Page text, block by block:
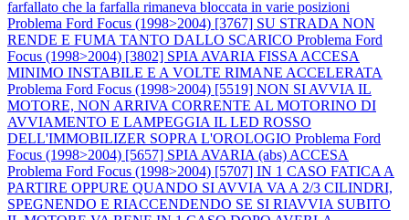
farfallato che la farfalla rimaneva bloccata in varie posizioni
Problema Ford Focus (1998>2004) [3767] SU STRADA NON
RENDE E FUMA TANTO DALLO SCARICO Problema Ford
Focus (1998>2004) [3802] SPIA AVARIA FISSA ACCESA
MINIMO INSTABILE E A VOLTE RIMANE ACCELERATA
Problema Ford Focus (1998>2004) [5519] NON SI AVVIA IL
MOTORE, NON ARRIVA CORRENTE AL MOTORINO DI
AVVIAMENTO E LAMPEGGIA IL LED ROSSO
DELL'IMMOBILIZER SOPRA L'OROLOGIO Problema Ford
Focus (1998>2004) [5657] SPIA AVARIA (abs) ACCESA
Problema Ford Focus (1998>2004) [5707] IN 1 CASO FATICA A
PARTIRE OPPURE QUANDO SI AVVIA VA A 2/3 CILINDRI,
SPEGNENDO E RIACCENDENDO SE SI RIAVVIA SUBITO